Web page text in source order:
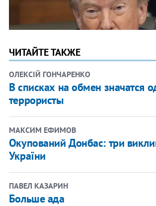
ЧИТАЙТЕ ТАКЖЕ
ОЛЕКСІЙ ГОНЧАРЕНКО
В списках на обмен значатся
террористы
МАКСИМ ЕФИМОВ
Окупований Донбас: три
України
ПАВЕЛ КАЗАРИН
Больше ада